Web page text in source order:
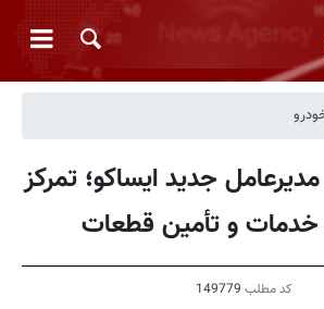
جدید ایساکو؛ تمرکز
خدمات و تأمین قطعات
کد مطلب 149779